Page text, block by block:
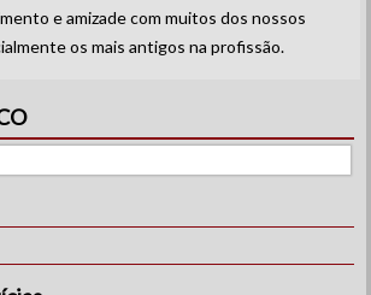
e amizade com muitos dos nossos
os mais antigos na profissão.